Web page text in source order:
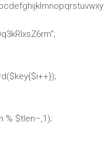
$tlen–,1);